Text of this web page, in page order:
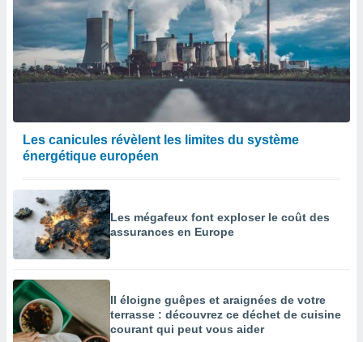
Les canicules révèlent les limites du système
énergétique européen
Les mégafeux font exploser le coût des
assurances en Europe
Il éloigne guêpes et araignées de votre
terrasse : découvrez ce déchet de cuisine
courant qui peut vous aider